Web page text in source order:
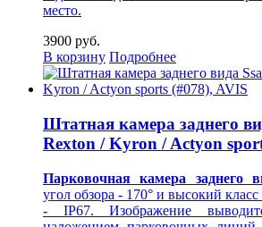
место.
3900 руб.
В корзину Подробнее
Штатная камера заднего
Rexton / Kyron / Actyon
Парковочная камера заднего
угол обзора - 170° и высокий
- IP67. Изображение